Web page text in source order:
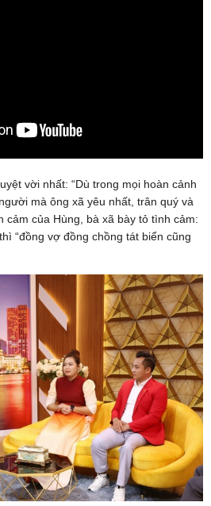
vời nhất: “Dù trong mọi hoàn cảnh
mà ông xã yêu nhất, trân quý và
cảm của Hùng, bà xã bày tỏ tình cảm:
“đồng vợ đồng chồng tát biển cũng